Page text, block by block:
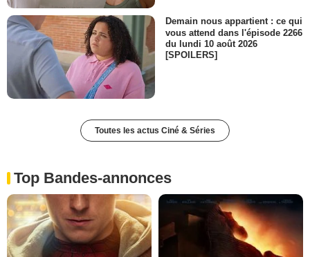
Demain nous appartient : ce qui
vous attend dans l'épisode 2266
du lundi 10 août 2026
[SPOILERS]
Toutes les actus Ciné & Séries
Top Bandes-annonces